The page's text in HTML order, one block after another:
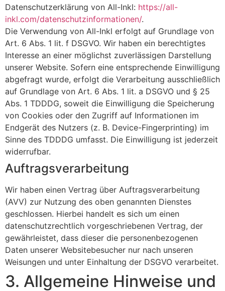
Datenschutzerklärung von All-Inkl: https://all-
inkl.com/datenschutzinformationen/.
Die Verwendung von All-Inkl erfolgt auf Grundlage von
Art. 6 Abs. 1 lit. f DSGVO. Wir haben ein berechtigtes
Interesse an einer möglichst zuverlässigen Darstellung
unserer Website. Sofern eine entsprechende Einwilligung
abgefragt wurde, erfolgt die Verarbeitung ausschließlich
auf Grundlage von Art. 6 Abs. 1 lit. a DSGVO und § 25
Abs. 1 TDDDG, soweit die Einwilligung die Speicherung
von Cookies oder den Zugriff auf Informationen im
Endgerät des Nutzers (z. B. Device-Fingerprinting) im
Sinne des TDDDG umfasst. Die Einwilligung ist jederzeit
widerrufbar.
Auftragsverarbeitung
Wir haben einen Vertrag über Auftragsverarbeitung
(AVV) zur Nutzung des oben genannten Dienstes
geschlossen. Hierbei handelt es sich um einen
datenschutzrechtlich vorgeschriebenen Vertrag, der
gewährleistet, dass dieser die personenbezogenen
Daten unserer Websitebesucher nur nach unseren
Weisungen und unter Einhaltung der DSGVO verarbeitet.
3. Allgemeine Hinweise und